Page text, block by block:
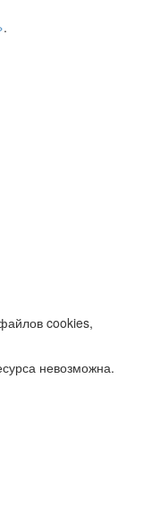
.
cookies,
невозможна.